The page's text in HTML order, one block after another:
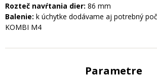
Rozteč navŕtania dier: 86 mm
Balenie: k úchytke dodávame aj potrebný
KOMBI M4
Parametre